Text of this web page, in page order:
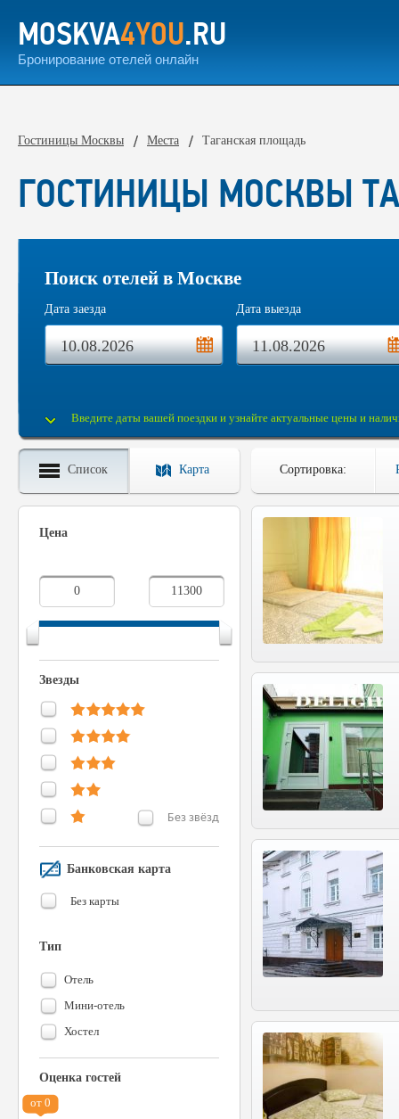
ГОСТИНИЦЫ МОСКВЫ
Поиск отелей в Москве
Дата заезда Дата выезда
Введите даты вашей поездки и узнайте актуальные цены и
Список Карта
Цена
Звезды
Без звёзд
Банковская карта
Без карты
Тип
Отель
Мини-отель
Хостел
Оценка гостей
от 0
Сортировка:
MOSKVA4YOU.RU
Бронирование отелей онлайн
Гостиницы Москвы Места Таганская площадь